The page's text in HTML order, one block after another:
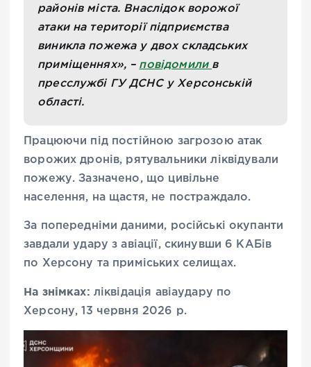
районів міста. Внаслідок ворожої
атаки на території підприємства
виникла пожежа у двох складських
приміщеннях», – повідомили в
пресслужбі ГУ ДСНС у Херсонській
області.
Працюючи під постійною загрозою атак
ворожих дронів, рятувальники ліквідували
пожежу. Зазначено, що цивільне
населення, на щастя, не постраждало.
За попередніми даними, російські окупанти
завдали удару з авіації, скинувши 6 КАБів
по Херсону та приміських селищах.
На знімках: ліквідація авіаудару по
Херсону, 13 червня 2026 р.